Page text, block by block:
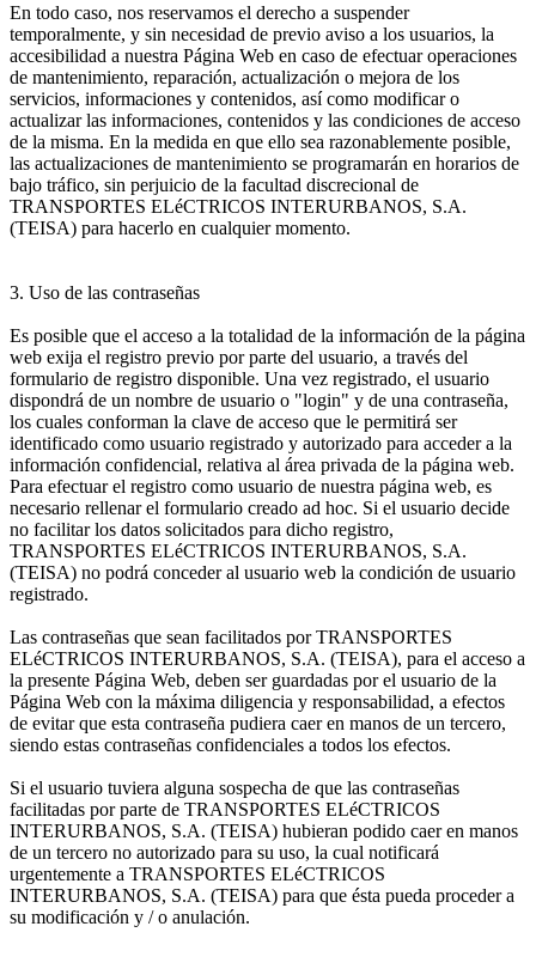
En todo caso, nos reservamos el derecho a suspender
temporalmente, y sin necesidad de previo aviso a los usuarios, la
accesibilidad a nuestra Página Web en caso de efectuar operaciones
de mantenimiento, reparación, actualización o mejora de los
servicios, informaciones y contenidos, así como modificar o
actualizar las informaciones, contenidos y las condiciones de acceso
de la misma. En la medida en que ello sea razonablemente posible,
las actualizaciones de mantenimiento se programarán en horarios de
bajo tráfico, sin perjuicio de la facultad discrecional de
TRANSPORTES ELéCTRICOS INTERURBANOS, S.A.
(TEISA) para hacerlo en cualquier momento.
3. Uso de las contraseñas
Es posible que el acceso a la totalidad de la información de la página
web exija el registro previo por parte del usuario, a través del
formulario de registro disponible. Una vez registrado, el usuario
dispondrá de un nombre de usuario o "login" y de una contraseña,
los cuales conforman la clave de acceso que le permitirá ser
identificado como usuario registrado y autorizado para acceder a la
información confidencial, relativa al área privada de la página web.
Para efectuar el registro como usuario de nuestra página web, es
necesario rellenar el formulario creado ad hoc. Si el usuario decide
no facilitar los datos solicitados para dicho registro,
TRANSPORTES ELéCTRICOS INTERURBANOS, S.A.
(TEISA) no podrá conceder al usuario web la condición de usuario
registrado.
Las contraseñas que sean facilitados por TRANSPORTES
ELéCTRICOS INTERURBANOS, S.A. (TEISA), para el acceso a
la presente Página Web, deben ser guardadas por el usuario de la
Página Web con la máxima diligencia y responsabilidad, a efectos
de evitar que esta contraseña pudiera caer en manos de un tercero,
siendo estas contraseñas confidenciales a todos los efectos.
Si el usuario tuviera alguna sospecha de que las contraseñas
facilitadas por parte de TRANSPORTES ELéCTRICOS
INTERURBANOS, S.A. (TEISA) hubieran podido caer en manos
de un tercero no autorizado para su uso, la cual notificará
urgentemente a TRANSPORTES ELéCTRICOS
INTERURBANOS, S.A. (TEISA) para que ésta pueda proceder a
su modificación y / o anulación.